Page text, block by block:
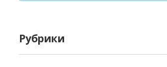
Рубрики